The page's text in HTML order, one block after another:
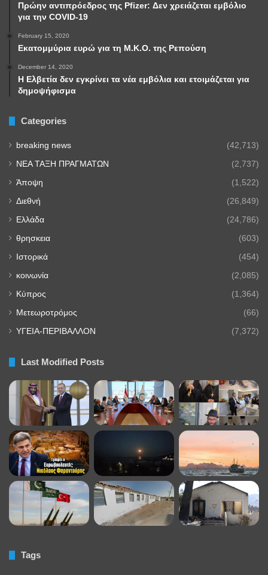
Πρώην αντιπρόεδρος της Pfizer: Δεν χρειάζεται εμβόλιο
για την COVID-19
February 15, 2020
Εκατομμύρια ευρώ για τη Μ.Κ.Ο. της Ρεπούση
December 14, 2020
Η Ελβετία δεν εγκρίνει τα νέα εμβόλια και ετοιμάζεται για
δημοψήφισμα
Categories
breaking news (42,713)
NEA TAΞΗ ΠΡΑΓΜΑΤΩΝ (2,737)
Άποψη (1,522)
Διεθνή (26,849)
Ελλάδα (24,786)
θρησκεια (603)
Ιστορικά (454)
κοινωνία (2,085)
Κύπρος (1,364)
Μετεωροτρόμος (66)
ΥΓΕΙΑ-ΠΕΡΙΒΑΛΛΟΝ (7,372)
Last Modified Posts
Tags